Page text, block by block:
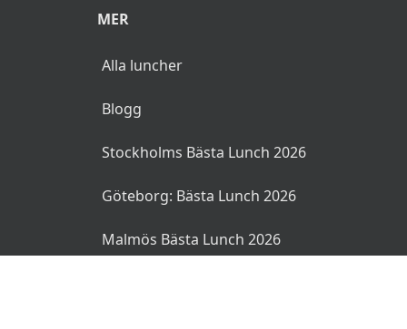
MER
Alla luncher
Blogg
Stockholms Bästa Lunch 2026
Göteborg: Bästa Lunch 2026
Malmös Bästa Lunch 2026